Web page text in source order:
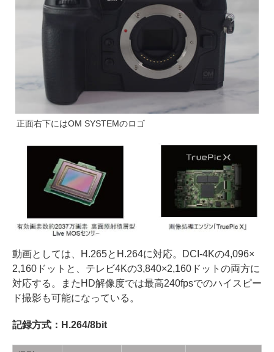
正面右下にはOM SYSTEMのロゴ
動画としては、H.265とH.264に対応。DCI-4Kの4,096×
2,160ドットと、テレビ4Kの3,840×2,160ドットの両方に
対応する。またHD解像度では最高240fpsでのハイスピー
ド撮影も可能になっている。
記録方式：H.264/8bit